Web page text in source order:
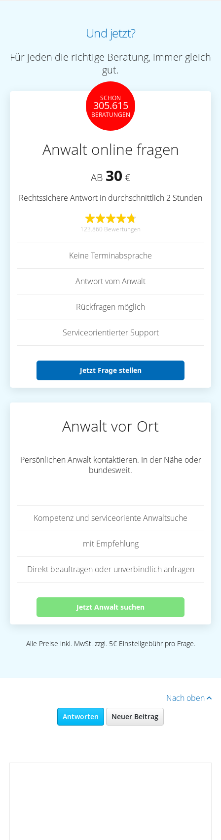
Und jetzt?
Für jeden die richtige Beratung, immer gleich
gut.
SCHON
305.615
BERATUNGEN
Anwalt online fragen
AB 30 €
Rechtssichere Antwort in durchschnittlich 2 Stunden
123.860 Bewertungen
Keine Terminabsprache
Antwort vom Anwalt
Rückfragen möglich
Serviceorientierter Support
Jetzt Frage stellen
Anwalt vor Ort
Persönlichen Anwalt kontaktieren. In der Nähe oder
bundesweit.
Kompetenz und serviceoriente Anwaltsuche
mit Empfehlung
Direkt beauftragen oder unverbindlich anfragen
Jetzt Anwalt suchen
Alle Preise inkl. MwSt. zzgl. 5€ Einstellgebühr pro Frage.
Nach oben
Antworten Neuer Beitrag